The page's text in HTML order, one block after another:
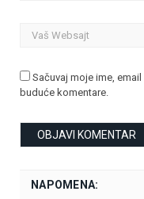
Sačuvaj moje ime,
buduće komentare.
NAPOMENA: